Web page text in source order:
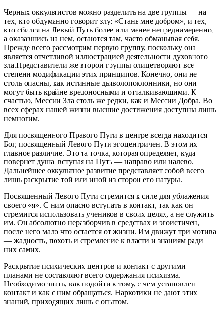
Черных оккультистов можно разделить на две группы — на
тех, кто обдуманно говорит злу: «Стань мне добром», и тех,
кто сбился на Левый Путь более или менее непреднамеренно,
а оказавшись на нем, остаются там, часто обманывая себя.
Прежде всего рассмотрим первую группу, поскольку она
является отчетливой иллюстрацией деятельности духовного
зла.Представители же второй группы олицетворяют все
степени модификации этих принципов. Конечно, они не
столь опасны, как истинные дьяволопоклонники, но они
могут быть крайне вредоносными и отталкивающими. К
счастью, Мессии Зла столь же редки, как и Мессии Добра. Во
всех сферах нашей жизни высшие достижения доступны лишь
немногим.
Для посвященного Правого Пути в центре всегда находится
Бог, посвященный Левого Пути эгоцентричен. В этом их
главное различие. Это та точка, которая определяет, куда
повернет душа, вступая на Путь — направо или налево.
Дальнейшее оккультное развитие представляет собой всего
лишь раскрытие той или иной из сторон его натуры.
Посвященный Левого Пути стремится к силе для ублажения
своего «я». С ним опасно вступать в контакт, так как он
стремится использовать учеников в своих целях, а не служить
им. Он абсолютно неразборчив в средствах и эгоистичен,
после него мало что остается от жизни. Им движут три мотива
— жадность, похоть и стремление к власти и знаниям ради
них самих.
Раскрытие психических центров и контакт с другими
планами не составляют всего содержания психизма.
Необходимо знать, как подойти к тому, с чем установлен
контакт и как с ним обращаться. Наркотики не дают этих
знаний, приходящих лишь с опытом.